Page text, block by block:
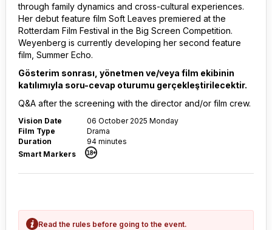
through family dynamics and cross-cultural experiences.
Her debut feature film Soft Leaves premiered at the
Rotterdam Film Festival in the Big Screen Competition.
Weyenberg is currently developing her second feature
film, Summer Echo.
Gösterim sonrası, yönetmen ve/veya film ekibinin
katılımıyla soru-cevap oturumu gerçekleştirilecektir.
Q&A after the screening with the director and/or film crew.
Vision Date
06 October 2025 Monday
Film Type
Drama
Duration
94 minutes
Smart Markers
Read the rules before going to the event.